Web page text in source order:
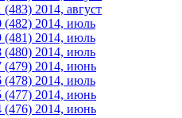
2014, август
(482) 2014, июль
(481) 2014, июль
(480) 2014, июль
(479) 2014, июнь
(478) 2014, июль
(477) 2014, июнь
(476) 2014, июнь